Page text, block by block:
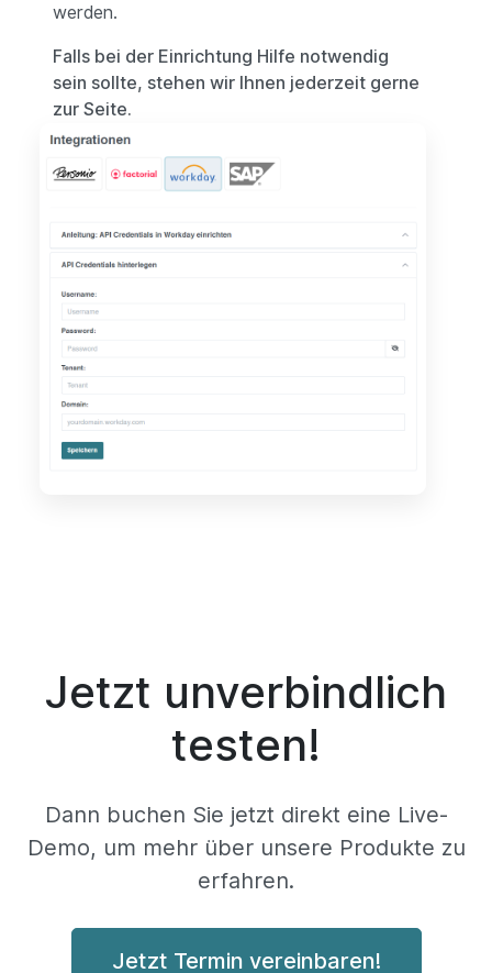
werden.
Falls bei der Einrichtung Hilfe notwendig
sein sollte, stehen wir Ihnen jederzeit gerne
zur Seite.
Jetzt unverbindlich
testen!
Dann buchen Sie jetzt direkt eine Live-
Demo, um mehr über unsere Produkte zu
erfahren.
Jetzt Termin vereinbaren!